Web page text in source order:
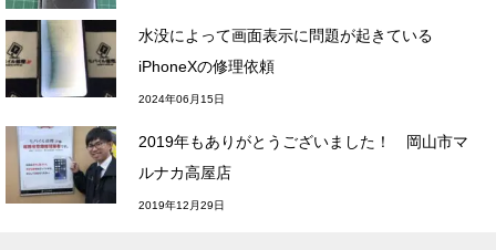
水没によって画面表示に問題が起きている
iPhoneXの修理依頼
2024年06月15日
2019年もありがとうございました！ 岡山市マ
ルナカ高屋店
2019年12月29日